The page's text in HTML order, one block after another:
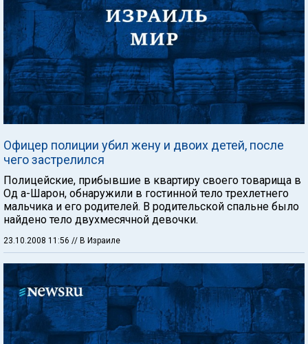
Офицер полиции убил жену и двоих детей, после
чего застрелился
Полицейские, прибывшие в квартиру своего товарища в
Од а-Шарон, обнаружили в гостинной тело трехлетнего
мальчика и его родителей. В родительской спальне было
найдено тело двухмесячной девочки.
23.10.2008 11:56 // В Израиле